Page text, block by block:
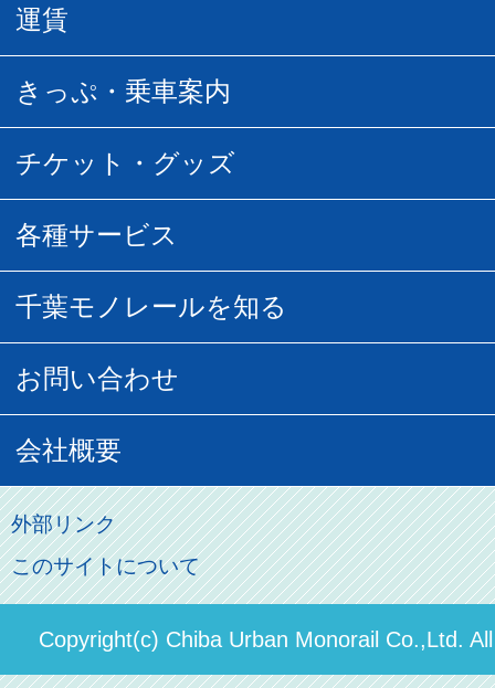
駅情報
所要時間
空の散歩道
URBAN FLYER時刻表
運賃
普通運賃
団体乗車
貸切列車
きっぷ・乗車案内
乗車券の種類
フリーきっぷ
記念切符
割引制度
その他のご案内
パスモのご案内
チケット・グッズ
駅窓口販売チケット
葭川となみグッズ
初音ミクグッズ
俺の妹。
各種サービス
モノちゃんトラベル
広告募集
直営駐車場パーク＆ライド
ステーションギャラリー
駅構内出店者様募集
千葉モノレールを知る
営業距離世界最長
モノちゃん
お問い合わせ
お客様の声
よくあるご質問
お問い合わせ先
会社概要
会社概要
社長ごあいさつ
決算概要
外部リンク
このサイトについて
Copyright(c) Chiba Urban Monorail Co.,Ltd.